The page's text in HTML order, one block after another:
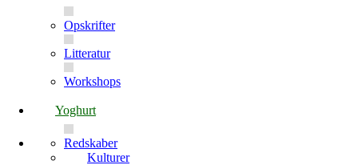
Opskrifter
Litteratur
Workshops
Yoghurt
Redskaber
Kulturer